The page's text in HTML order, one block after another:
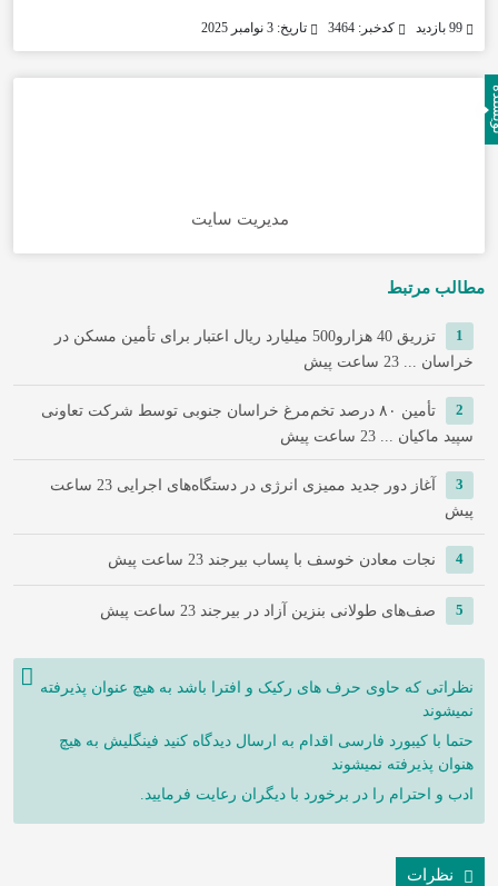
کدخبر: 3464 تاریخ: 3 نوامبر 2025
مدیریت سایت
مطالب مرتبط
1
تزریق 40 هزارو500 میلیارد ریال اعتبار برای تأمین مسکن در
خراسان ... 23 ساعت پیش
2
تأمین ۸۰ درصد تخم‌مرغ خراسان جنوبی توسط شرکت تعاونی
سپید ماکیان ... 23 ساعت پیش
3 آغاز دور جدید ممیزی انرژی در دستگاه‌های اجرایی
23 ساعت
پیش
4 نجات معادن خوسف با پساب بیرجند 23 ساعت پیش
5 صف‌های طولانی بنزین آزاد در بیرجند 23 ساعت پیش
نظراتی که حاوی حرف های رکیک و افترا باشد به هیچ عنوان پذیرفته
نمیشوند
حتما با کیبورد فارسی اقدام به ارسال دیدگاه کنید فینگلیش به هیچ
هنوان پذیرفته نمیشوند
ادب و احترام را در برخورد با دیگران رعایت فرمایید.
نظرات